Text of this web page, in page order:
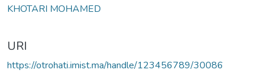
KHOTARI MOHAMED
URI
https://otrohati.imist.ma/handle/123456789/30086